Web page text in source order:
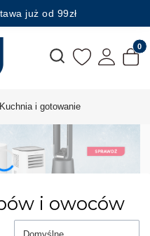
już od 99zł
produkty
Otwórz wyszukiwarkę
Kuchnia i gotowanie
i owoców